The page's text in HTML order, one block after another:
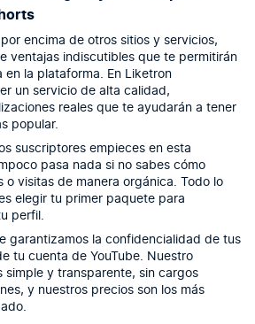
encima de otros sitios y servicios,
ventajas indiscutibles que te permitirán
en la plataforma. En Liketron
un servicio de alta calidad,
reales que te ayudarán a tener
popular.
suscriptores empieces en esta
pasa nada si no sabes cómo
o visitas de manera orgánica. Todo lo
elegir tu primer paquete para
perfil.
garantizamos la confidencialidad de tus
tu cuenta de YouTube. Nuestro
simple y transparente, sin cargos
y nuestros precios son los más